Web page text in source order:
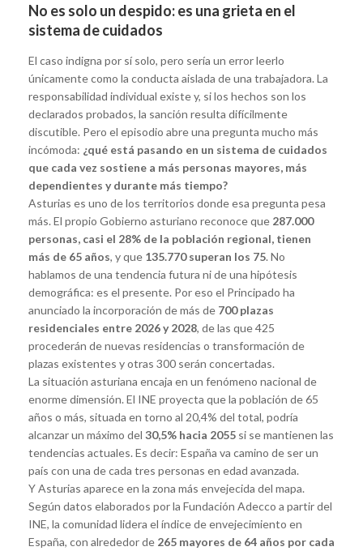
No es solo un despido: es una grieta en el
sistema de cuidados
El caso indigna por sí solo, pero sería un error leerlo
únicamente como la conducta aislada de una trabajadora. La
responsabilidad individual existe y, si los hechos son los
declarados probados, la sanción resulta difícilmente
discutible. Pero el episodio abre una pregunta mucho más
incómoda: ¿qué está pasando en un sistema de cuidados
que cada vez sostiene a más personas mayores, más
dependientes y durante más tiempo?
Asturias es uno de los territorios donde esa pregunta pesa
más. El propio Gobierno asturiano reconoce que 287.000
personas, casi el 28% de la población regional, tienen
más de 65 años, y que 135.770 superan los 75. No
hablamos de una tendencia futura ni de una hipótesis
demográfica: es el presente. Por eso el Principado ha
anunciado la incorporación de más de 700 plazas
residenciales entre 2026 y 2028, de las que 425
procederán de nuevas residencias o transformación de
plazas existentes y otras 300 serán concertadas.
La situación asturiana encaja en un fenómeno nacional de
enorme dimensión. El INE proyecta que la población de 65
años o más, situada en torno al 20,4% del total, podría
alcanzar un máximo del 30,5% hacia 2055 si se mantienen las
tendencias actuales. Es decir: España va camino de ser un
país con una de cada tres personas en edad avanzada.
Y Asturias aparece en la zona más envejecida del mapa.
Según datos elaborados por la Fundación Adecco a partir del
INE, la comunidad lidera el índice de envejecimiento en
España, con alrededor de 265 mayores de 64 años por cada